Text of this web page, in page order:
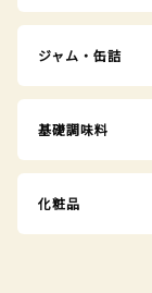
ジャム・缶詰
基礎調味料
化粧品